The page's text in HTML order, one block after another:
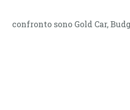
confronto sono Gold Car,